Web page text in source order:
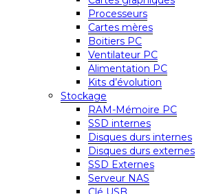
Processeurs
Cartes mères
Boitiers PC
Ventilateur PC
Alimentation PC
Kits d’évolution
Stockage
RAM-Mémoire PC
SSD internes
Disques durs internes
Disques durs externes
SSD Externes
Serveur NAS